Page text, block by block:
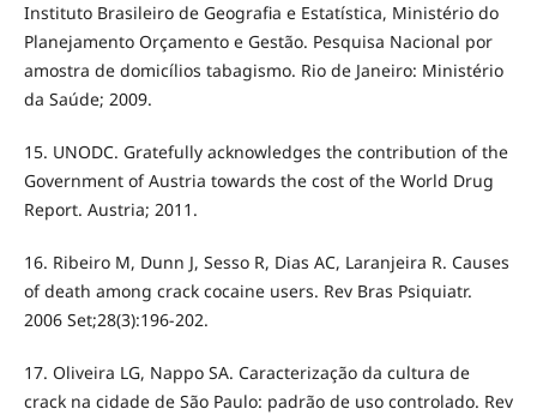
Instituto Brasileiro de Geografia e Estatística, Ministério do
Planejamento Orçamento e Gestão. Pesquisa Nacional por
amostra de domicílios tabagismo. Rio de Janeiro: Ministério
da Saúde; 2009.
15. UNODC. Gratefully acknowledges the contribution of the
Government of Austria towards the cost of the World Drug
Report. Austria; 2011.
16. Ribeiro M, Dunn J, Sesso R, Dias AC, Laranjeira R. Causes
of death among crack cocaine users. Rev Bras Psiquiatr.
2006 Set;28(3):196-202.
17. Oliveira LG, Nappo SA. Caracterização da cultura de
crack na cidade de São Paulo: padrão de uso controlado. Rev